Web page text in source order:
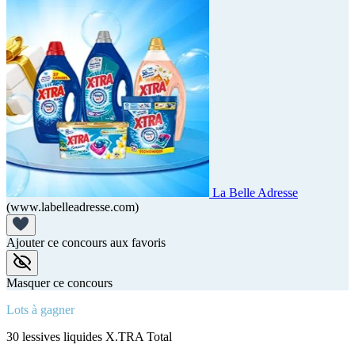
La Belle Adresse
(www.labelleadresse.com)
Ajouter ce concours aux favoris
Masquer ce concours
Lots à gagner
30 lessives liquides X.TRA Total